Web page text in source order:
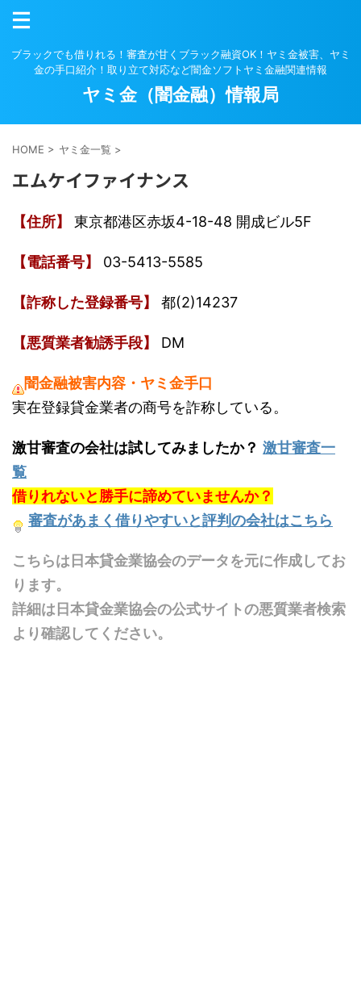
ブラックでも借りれる！審査が甘くブラック融資OK！ヤミ金被害、ヤミ
金の手口紹介！取り立て対応など闇金ソフトヤミ金融関連情報
ヤミ金（闇金融）情報局
HOME > ヤミ金一覧 >
エムケイファイナンス
【住所】 東京都港区赤坂4-18-48 開成ビル5F
【電話番号】 03-5413-5585
【詐称した登録番号】 都(2)14237
【悪質業者勧誘手段】 DM
闇金融被害内容・ヤミ金手口
実在登録貸金業者の商号を詐称している。
激甘審査の会社は試してみましたか？ 激甘審査一
覧
借りれないと勝手に諦めていませんか？
審査があまく借りやすいと評判の会社はこちら
こちらは日本貸金業協会のデータを元に作成してお
ります。
詳細は日本貸金業協会の公式サイトの悪質業者検索
より確認してください。